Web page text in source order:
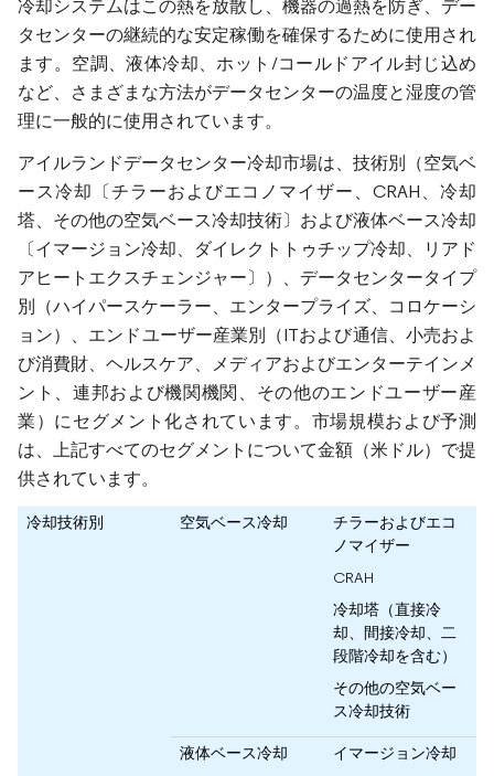
冷却システムはこの熱を放散し、機器の過熱を防ぎ、デー
タセンターの継続的な安定稼働を確保するために使用され
ます。空調、液体冷却、ホット/コールドアイル封じ込め
など、さまざまな方法がデータセンターの温度と湿度の管
理に一般的に使用されています。
アイルランドデータセンター冷却市場は、技術別（空気ベ
ース冷却〔チラーおよびエコノマイザー、CRAH、冷却
塔、その他の空気ベース冷却技術〕および液体ベース冷却
〔イマージョン冷却、ダイレクトトゥチップ冷却、リアド
アヒートエクスチェンジャー〕）、データセンタータイプ
別（ハイパースケーラー、エンタープライズ、コロケーシ
ョン）、エンドユーザー産業別（ITおよび通信、小売およ
び消費財、ヘルスケア、メディアおよびエンターテインメ
ント、連邦および機関機関、その他のエンドユーザー産
業）にセグメント化されています。市場規模および予測
は、上記すべてのセグメントについて金額（米ドル）で提
供されています。
冷却技術別 空気ベース冷却
チラーおよびエコ
ノマイザー
CRAH
冷却塔（直接冷
却、間接冷却、二
段階冷却を含む）
その他の空気ベー
ス冷却技術
液体ベース冷却
イマージョン冷却